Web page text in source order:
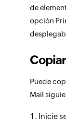
de
opción
Puede
Mail
Inicie